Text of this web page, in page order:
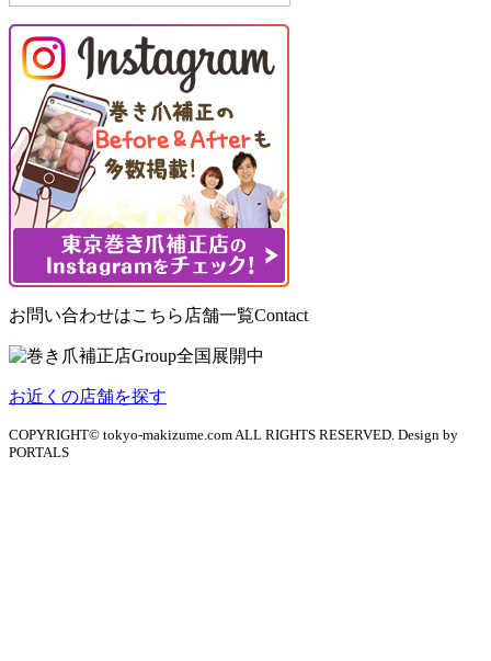
お問い合わせはこちら 店舗一覧Contact
お近くの店舗を探す
COPYRIGHT© tokyo-makizume.com ALL RIGHTS RESERVED. Design by
PORTALS